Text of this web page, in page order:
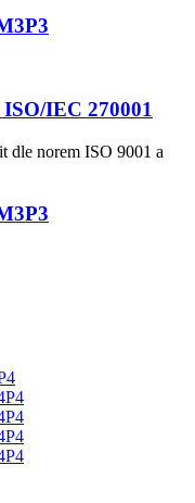
IEC 270001
dle norem ISO 9001 a